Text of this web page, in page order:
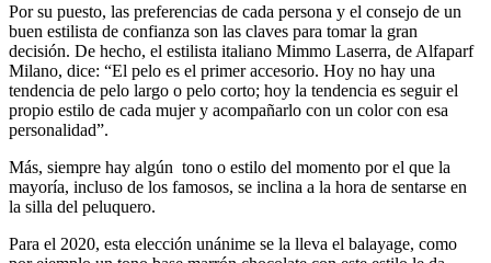
Por su puesto, las preferencias de cada persona y el consejo de un
buen estilista de confianza son las claves para tomar la gran
decisión. De hecho, el estilista italiano Mimmo Laserra, de Alfaparf
Milano, dice: “El pelo es el primer accesorio. Hoy no hay una
tendencia de pelo largo o pelo corto; hoy la tendencia es seguir el
propio estilo de cada mujer y acompañarlo con un color con esa
personalidad”.
Más, siempre hay algún tono o estilo del momento por el que la
mayoría, incluso de los famosos, se inclina a la hora de sentarse en
la silla del peluquero.
Para el 2020, esta elección unánime se la lleva el balayage, como